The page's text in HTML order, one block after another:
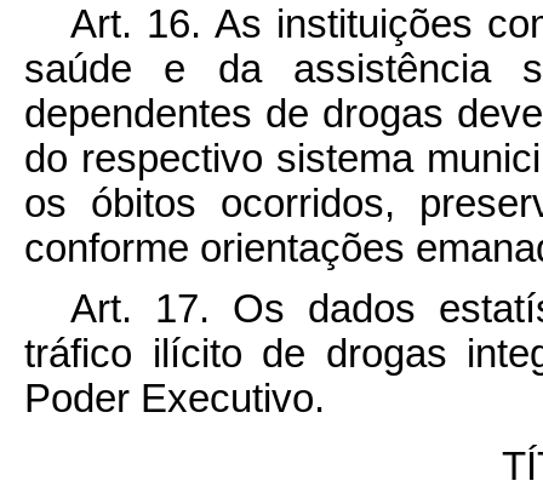
Art. 16. As instituições
saúde e da assistência
dependentes de drogas
do respectivo sistema
os óbitos ocorridos,
conforme orientações
Art. 17. Os dados
tráfico ilícito de drogas
Poder Executivo.